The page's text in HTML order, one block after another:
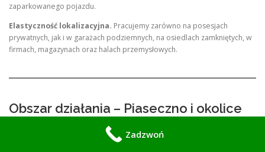
zaparkowanego pojazdu.
Elastyczność lokalizacyjna. Pracujemy zarówno na posesjach
prywatnych, jak i w garażach podziemnych, na osiedlach zamkniętych, w
firmach, magazynach oraz halach przemysłowych.
Obszar działania – Piaseczno i okolice
oraz okoliczne miejscowości:
Zadzwoń